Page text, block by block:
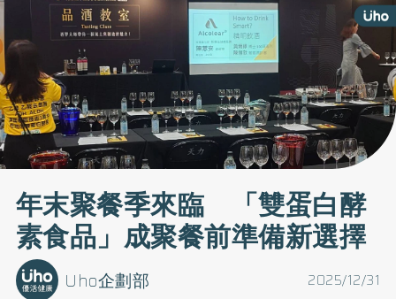
年末聚餐季來臨 「雙蛋白酵
素食品」成聚餐前準備新選擇
2025/12/31
Uho企劃部